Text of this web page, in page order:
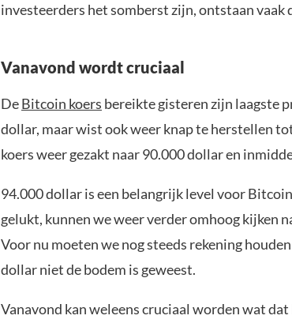
investeerders het somberst zijn, ontstaan vaak
Vanavond wordt cruciaal
DeBitcoin koers bereikte gisteren zijn laagste
dollar, maar wist ook weer knap te herstellen
koers weer gezakt naar 90.000 dollar en
94.000 dollar is een belangrijk level voor
gelukt, kunnen we weer verder omhoog kijken
Voor nu moeten we nog steeds rekening
dollar niet de bodem is geweest.
Vanavond kan weleens cruciaal worden wat